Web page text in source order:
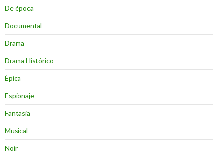
De época
Documental
Drama
Drama Histórico
Épica
Espionaje
Fantasia
Musical
Noir